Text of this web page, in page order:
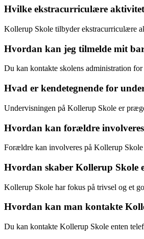
Hvilke ekstracurriculære
Kollerup Skole tilbyder ekstracurriculære
Hvordan kan jeg tilmelde mit
Du kan kontakte skolens administration
Hvad er kendetegnende for
Undervisningen på Kollerup Skole er
Hvordan kan forældre
Forældre kan involveres på Kollerup Skole
Hvordan skaber Kollerup Skole
Kollerup Skole har fokus på trivsel og et
Hvordan kan man kontakte
Du kan kontakte Kollerup Skole enten